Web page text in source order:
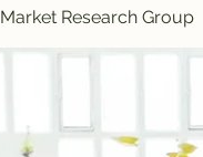
Market Research Group